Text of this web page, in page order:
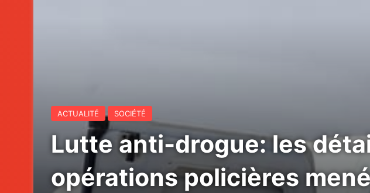
ACTUALITÉ SOCIÉTÉ
Lutte anti-drogue: les
opérations policières